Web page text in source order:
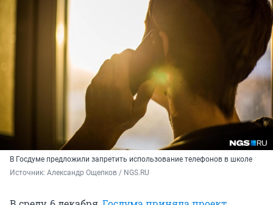
В Госдуме предложили запретить использование телефонов в школе
Источник: Александр Ощепков / NGS.RU